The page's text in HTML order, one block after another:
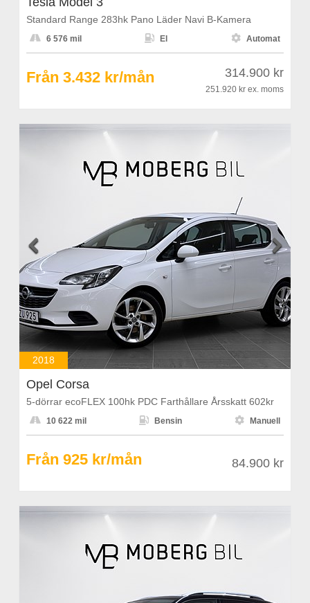
Standard Range 283hk Pano Läder Navi B-Kamera
 6 576 mil  El  Automat
Från 3.432 kr/mån 314.900 kr
251.920 kr ex. moms
 
2018
Opel Corsa
5-dörrar ecoFLEX 100hk PDC Farthållare Årsskatt 602kr
 10 622 mil  Bensin  Manuell
Från 925 kr/mån 84.900 kr